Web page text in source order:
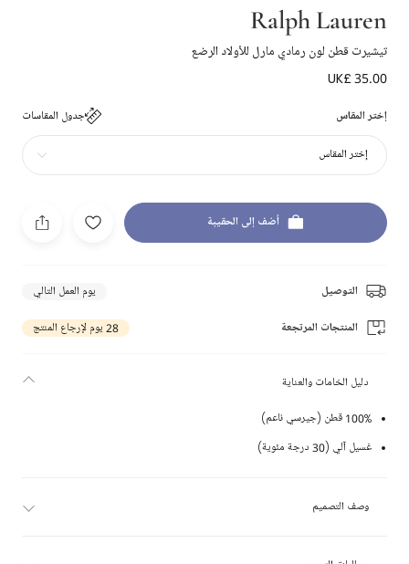
Ralph Lauren
تيشيرت قطن لون رمادي مارل للأولاد الرضع
UK£ 35.00
إختر المقاس جدول المقاسات
إختر المقاس
أضف إلى الحقيبة
التوصيل يوم العمل التالي
المنتجات المرتجعة 28 يوم لإرجاع المنتج
دليل الخامات والعناية
100% قطن (جيرسي ناعم)
غسيل آلي (30 درجة مئوية)
وصف التصميم